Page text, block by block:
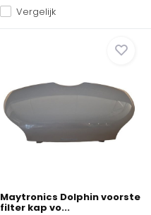
Vergelijk
Maytronics Dolphin voorste
filter kap vo...